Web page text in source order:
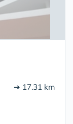
➔ 17.31 km